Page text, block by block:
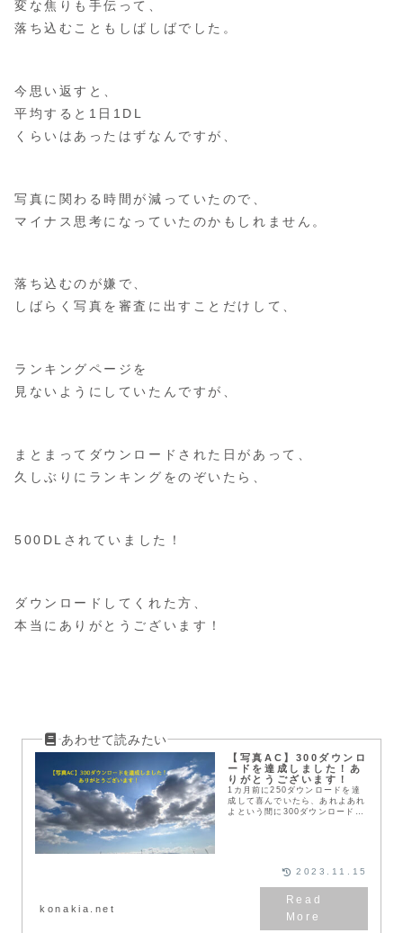
変な焦りも手伝って、
落ち込むこともしばしばでした。
今思い返すと、
平均すると1日1DL
くらいはあったはずなんですが、
写真に関わる時間が減っていたので、
マイナス思考になっていたのかもしれません。
落ち込むのが嫌で、
しばらく写真を審査に出すことだけして、
ランキングページを
見ないようにしていたんですが、
まとまってダウンロードされた日があって、
久しぶりにランキングをのぞいたら、
500DLされていました！
ダウンロードしてくれた方、
本当にありがとうございます！
【写真AC】300ダウンロ
ードを達成しました！あ
りがとうございます！
1カ月前に250ダウンロードを達
成して喜んでいたら、あれよあれ
よという間に300ダウンロードを
konakia.net
2023.11.15